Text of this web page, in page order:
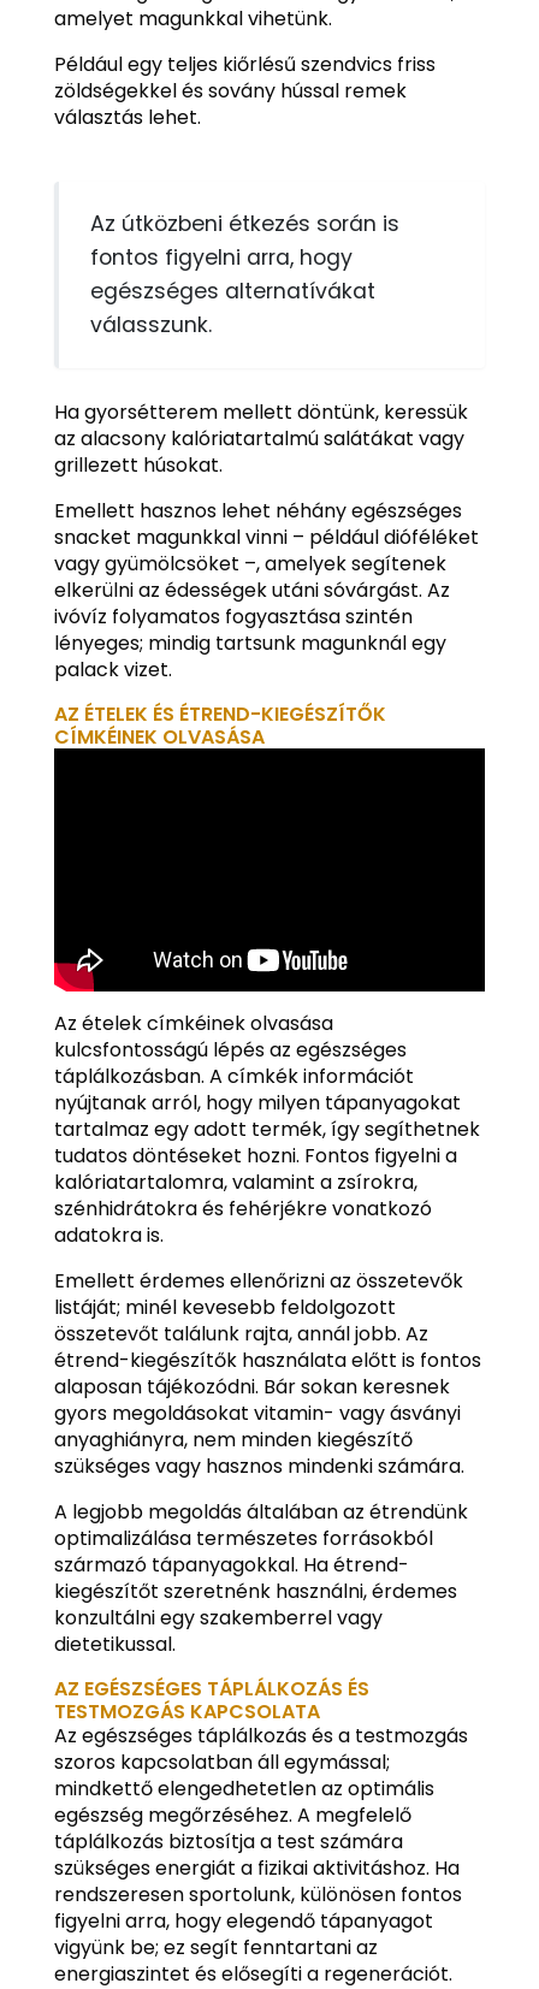
amelyet magunkkal vihetünk.
Például egy teljes kiőrlésű szendvics friss
zöldségekkel és sovány hússal remek
választás lehet.
Az útközbeni étkezés során is
fontos figyelni arra, hogy
egészséges alternatívákat
válasszunk.
Ha gyorsétterem mellett döntünk, keressük
az alacsony kalóriatartalmú salátákat vagy
grillezett húsokat.
Emellett hasznos lehet néhány egészséges
snacket magunkkal vinni – például dióféléket
vagy gyümölcsöket –, amelyek segítenek
elkerülni az édességek utáni sóvárgást. Az
ivóvíz folyamatos fogyasztása szintén
lényeges; mindig tartsunk magunknál egy
palack vizet.
AZ ÉTELEK ÉS ÉTREND-KIEGÉSZÍTŐK
CÍMKÉINEK OLVASÁSA
Az ételek címkéinek olvasása
kulcsfontosságú lépés az egészséges
táplálkozásban. A címkék információt
nyújtanak arról, hogy milyen tápanyagokat
tartalmaz egy adott termék, így segíthetnek
tudatos döntéseket hozni. Fontos figyelni a
kalóriatartalomra, valamint a zsírokra,
szénhidrátokra és fehérjékre vonatkozó
adatokra is.
Emellett érdemes ellenőrizni az összetevők
listáját; minél kevesebb feldolgozott
összetevőt találunk rajta, annál jobb. Az
étrend-kiegészítők használata előtt is fontos
alaposan tájékozódni. Bár sokan keresnek
gyors megoldásokat vitamin- vagy ásványi
anyaghiányra, nem minden kiegészítő
szükséges vagy hasznos mindenki számára.
A legjobb megoldás általában az étrendünk
optimalizálása természetes forrásokból
származó tápanyagokkal. Ha étrend-
kiegészítőt szeretnénk használni, érdemes
konzultálni egy szakemberrel vagy
dietetikussal.
AZ EGÉSZSÉGES TÁPLÁLKOZÁS ÉS
TESTMOZGÁS KAPCSOLATA
Az egészséges táplálkozás és a testmozgás
szoros kapcsolatban áll egymással;
mindkettő elengedhetetlen az optimális
egészség megőrzéséhez. A megfelelő
táplálkozás biztosítja a test számára
szükséges energiát a fizikai aktivitáshoz. Ha
rendszeresen sportolunk, különösen fontos
figyelni arra, hogy elegendő tápanyagot
vigyünk be; ez segít fenntartani az
energiaszintet és elősegíti a regenerációt.